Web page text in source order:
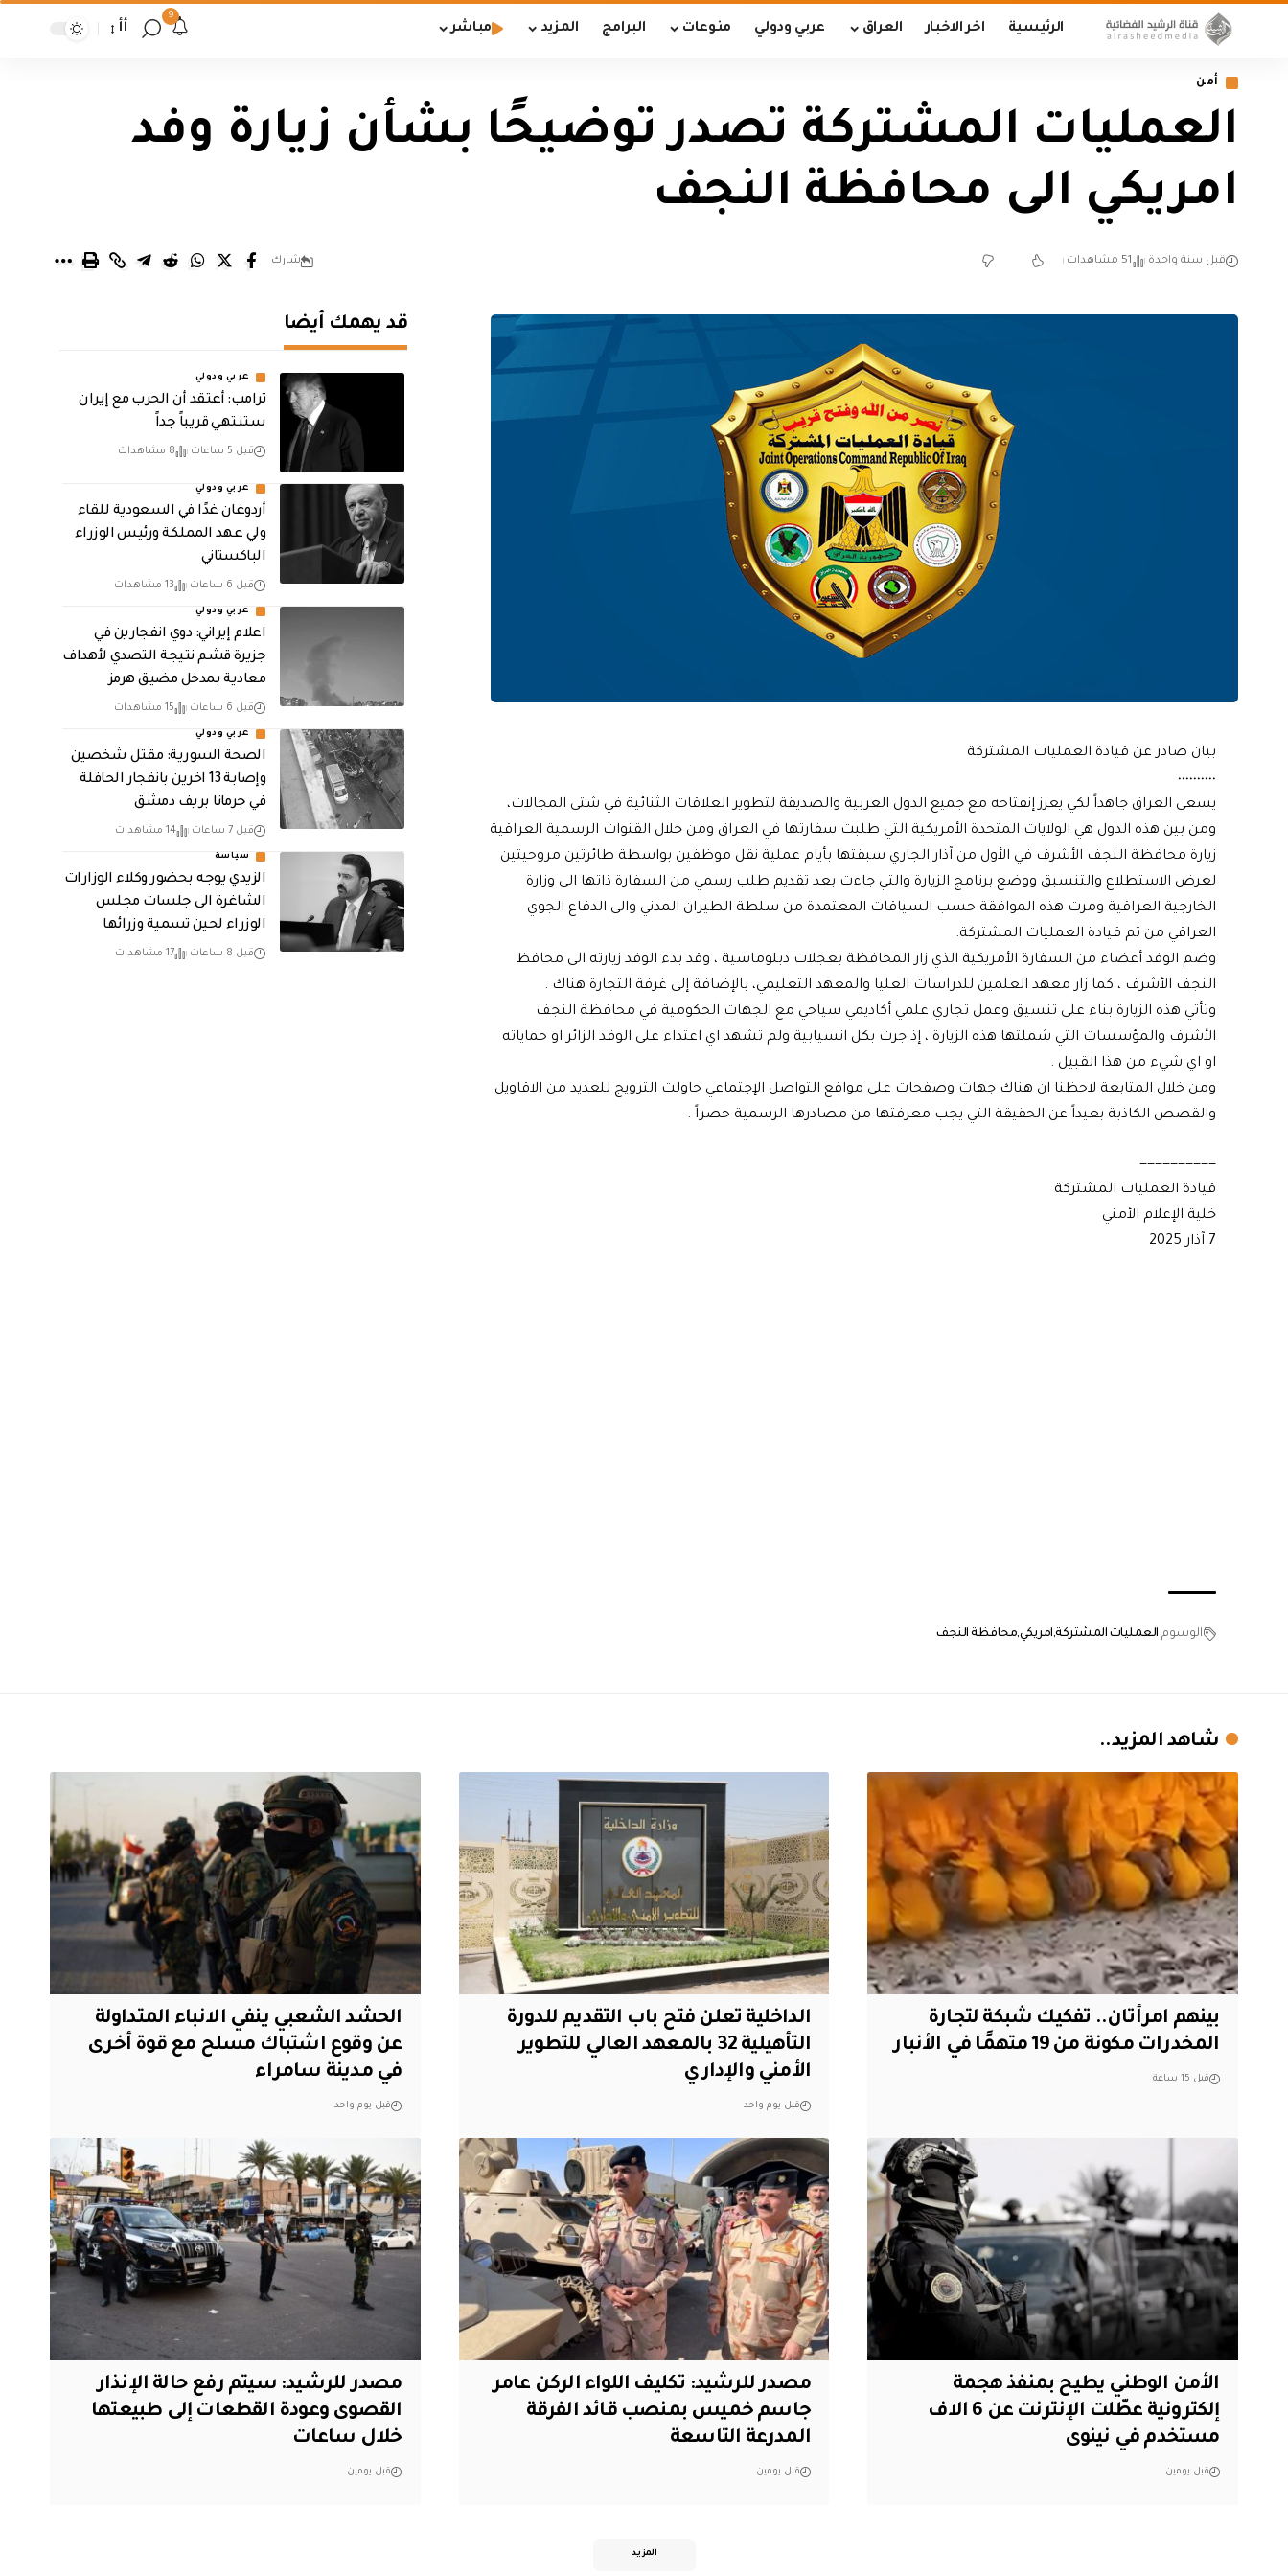
الرئيسية اخر الاخبار العراق عربي ودولي منوعات البرامج المزيد مباشر
9
أأ
أمن
العمليات المشتركة تصدر توضيحًا بشأن زيارة وفد
امريكي الى محافظة النجف
قبل سنة واحدة 51 مشاهدات شارك
بيان صادر عن قيادة العمليات المشتركة
٠٠٠٠٠٠٠٠٠٠
يسعى العراق جاهداً لكي يعزز إنفتاحه مع جميع الدول العربية والصديقة لتطوير العلاقات الثنائية في شتى المجالات،
ومن بين هذه الدول هي الولايات المتحدة الأمريكية التي طلبت سفارتها في العراق ومن خلال القنوات الرسمية العراقية
زيارة محافظة النجف الأشرف في الأول من آذار الجاري سبقتها بأيام عملية نقل موظفين بواسطة طائرتين مروحيتين
لغرض الاستطلاع والتنسبق ووضع برنامج الزيارة والتي جاءت بعد تقديم طلب رسمي من السفارة ذاتها الى وزارة
الخارجية العراقية ومرت هذه الموافقة حسب السياقات المعتمدة من سلطة الطيران المدني والى الدفاع الجوي
العراقي من ثم قيادة العمليات المشتركة.
وضم الوفد أعضاء من السفارة الأمريكية الذي زار المحافظة بعجلات دبلوماسية ، وقد بدء الوفد زيارته الى محافظ
النجف الأشرف ، كما زار معهد العلمين للدراسات العليا والمعهد التعليمي، بالإضافة إلى غرفة التجارة هناك .
وتأتي هذه الزيارة بناء على تنسيق وعمل تجاري علمي أكاديمي سياحي مع الجهات الحكومية في محافظة النجف
الأشرف والمؤسسات التي شملتها هذه الزيارة ، إذ جرت بكل انسيابية ولم تشهد اي اعتداء على الوفد الزائر او حماياته
او اي شيء من هذا القبيل .
ومن خلال المتابعة لاحظنا ان هناك جهات وصفحات على مواقع التواصل الإجتماعي حاولت الترويج للعديد من الاقاويل
والقصص الكاذبة بعيداً عن الحقيقة التي يجب معرفتها من مصادرها الرسمية حصراً .
==========
قيادة العمليات المشتركة
خلية الإعلام الأمني
7 آذار 2025
الوسوم العمليات المشتركة امريكي محافظة النجف
قد يهمك أيضا
عربي ودولي
‏ترامب: أعتقد أن الحرب مع إيران
ستنتهي قريباً جداً
قبل 5 ساعات 8 مشاهدات
عربي ودولي
أردوغان غدًا في السعودية للقاء
ولي عهد المملكة ورئيس الوزراء
الباكستاني
قبل 6 ساعات 13 مشاهدات
عربي ودولي
اعلام إيراني: دوي انفجارين في
جزيرة قشم نتيجة التصدي لأهداف
معادية بمدخل مضيق هرمز
قبل 6 ساعات 15 مشاهدات
عربي ودولي
الصحة السورية: مقتل شخصين
وإصابة 13 اخرين بانفجار الحافلة
في جرمانا بريف دمشق
قبل 7 ساعات 14 مشاهدات
سياسة
الزيدي يوجه بحضور وكلاء الوزارات
الشاغرة الى جلسات مجلس
الوزراء لحين تسمية وزرائها
قبل 8 ساعات 17 مشاهدات
شاهد المزيد..
بينهم امرأتان.. تفكيك شبكة لتجارة
المخدرات مكونة من 19 متهمًا في الأنبار
قبل 15 ساعة
الداخلية تعلن فتح باب التقديم للدورة
التأهيلية 32 بالمعهد العالي للتطوير
الأمني والإداري
قبل يوم واحد
الحشد الشعبي ينفي الانباء المتداولة
عن وقوع اشتباك مسلح مع قوة أخرى
في مدينة سامراء
قبل يوم واحد
الأمن الوطني يطيح بمنفذ هجمة
إلكترونية عطّلت الإنترنت عن 6 الاف
مستخدم في نينوى
قبل يومين
مصدر للرشيد: تكليف اللواء الركن عامر
جاسم خميس بمنصب قائد الفرقة
المدرعة التاسعة
قبل يومين
مصدر للرشيد: سيتم رفع حالة الإنذار
القصوى وعودة القطعات إلى طبيعتها
خلال ساعات
قبل يومين
المزيد